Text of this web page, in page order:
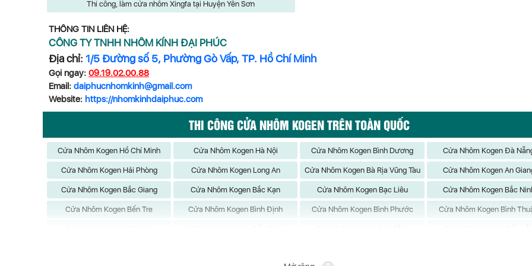
Thi công, làm cửa nhôm Xingfa tại Huyện Yên Sơn
THÔNG TIN LIÊN HỆ:
CÔNG TY TNHH NHÔM KÍNH ĐẠI PHÚC
Địa chỉ: 1/5 Đường số 5, Phường Gò Vấp, TP. Hồ Chí Minh
Gọi ngay: 09.19.02.00.88
Email: daiphucnhomkinh@gmail.com
Website: https://nhomkinhdaiphuc.com
THI CÔNG CỬA NHÔM KOGEN TRÊN TOÀN QUỐC
Cửa Nhôm Kogen Hồ Chí Minh Cửa Nhôm Kogen Hà Nội Cửa Nhôm Kogen Bình Dương Cửa Nhôm Kogen Đà
Cửa Nhôm Kogen Hải Phòng Cửa Nhôm Kogen Long An Cửa Nhôm Kogen Bà Rịa Vũng Tàu Cửa Nhôm Kogen An
Cửa Nhôm Kogen Bắc Giang Cửa Nhôm Kogen Bắc Kạn Cửa Nhôm Kogen Bạc Liêu Cửa Nhôm Kogen Bắc
Cửa Nhôm Kogen Bến Tre Cửa Nhôm Kogen Bình Định Cửa Nhôm Kogen Bình Phước Cửa Nhôm Kogen Bình